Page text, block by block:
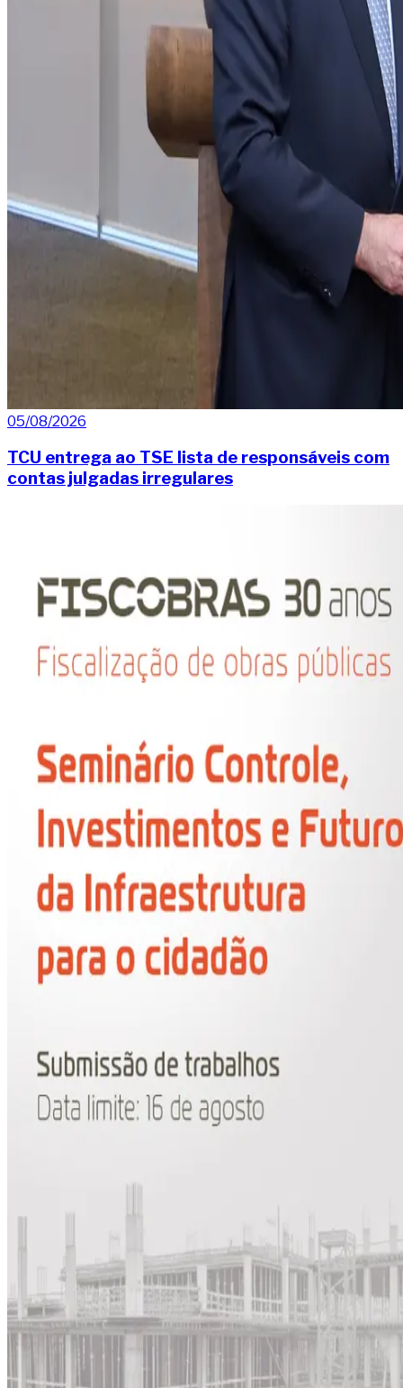
05/08/2026
TCU entrega ao TSE lista de responsáveis com
contas julgadas irregulares